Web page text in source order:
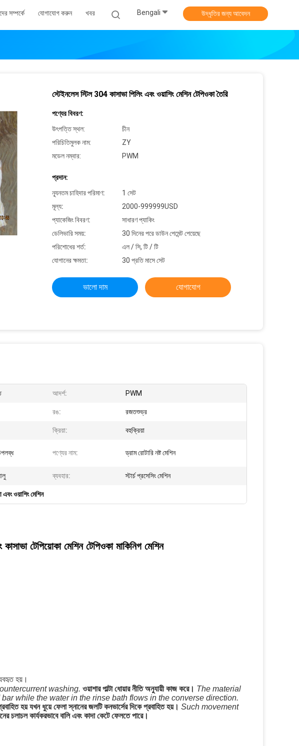
সম্পর্কে যোগাযোগ করুন খবর Bengali উদ্ধৃতির জন্য আবেদন
স্টেইনলেস স্টিল 304 কাসাভা পিলিং এবং ওয়াশিং মেশিন টেপিওকা তৈরি
পণ্যের বিবরণ:
উৎপত্তি স্থল:
চীন
পরিচিতিমুলক নাম:
ZY
মডেল নম্বার:
PWM
প্রদান:
ন্যূনতম চাহিদার পরিমাণ:
1 সেট
মূল্য:
2000-999999USD
প্যাকেজিং বিবরণ:
সাধারণ প্যাকিং
ডেলিভারি সময়:
30 দিনের পরে ডাউন পেমেন্ট পেয়েছে
পরিশোধের শর্ত:
এল / সি, টি / টি
যোগানের ক্ষমতা:
30 প্রতি মাসে সেট
ভালো দাম যোগাযোগ
আদর্শ: PWM
রঙ: রজতশুভ্র
ক্রিয়া: বহুক্রিয়া
পণ্যের নাম: ড্রাম রোটারি নষ্ট মেশিন
ব্যবহার: স্টার্চ প্রসেসিং মেশিন
এবং ওয়াশিং মেশিন
কাসাভা টেপিয়োকা মেশিন টেপিওকা মাকিনিগ মেশিন
হয়।
washing. ওয়াশার পাল্টা ধোয়ার নীতি অনুযায়ী কাজ করে। The material
while the water in the rinse bath flows in the converse direction.
হয় যখন ধুয়ে ফেলা স্নানের জলটি কনভার্সের দিকে প্রবাহিত হয়। Such movement
চলাচল কার্যকরভাবে বালি এবং কাদা কেটে ফেলতে পারে।